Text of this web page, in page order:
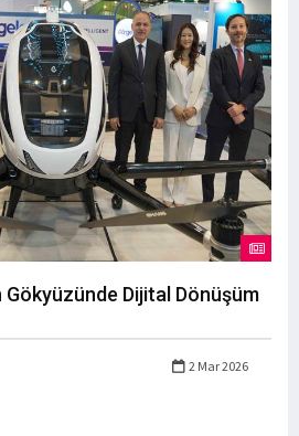
Gökyüzünde Dijital Dönüşüm
2 Mar 2026